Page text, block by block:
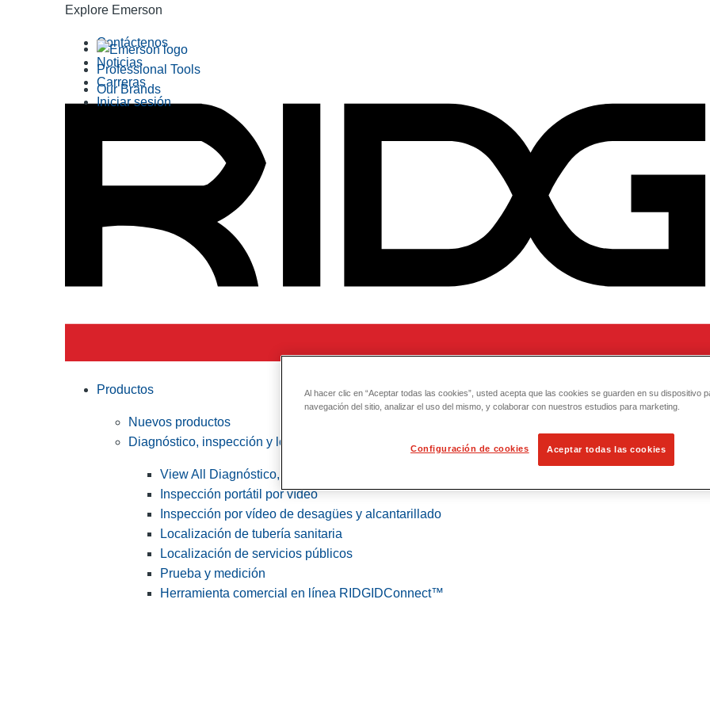
Explore Emerson
Professional Tools
Our Brands
Contáctenos
Noticias
Carreras
Iniciar sesión
Productos
Nuevos productos
Diagnóstico, inspección y localización
View All Diagnóstico, inspección y localización
Inspección portátil por vídeo
Inspección por vídeo de desagües y alcantarillado
Localización de tubería sanitaria
Localización de servicios públicos
Prueba y medición
Herramienta comercial en línea RIDGIDConnect™
Al hacer clic en “Aceptar todas las cookies”, usted acepta que las cookies se guarden en su dispositivo
navegación del sitio, analizar el uso del mismo, y colaborar con nuestros estudios para marketing.
Configuración de cookies Aceptar todas las cookies